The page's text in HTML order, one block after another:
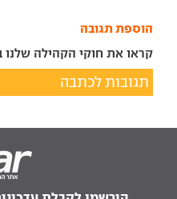
הוספת תגובה
קראו את חוקי הקהילה שלנו
תגובות לכתבה